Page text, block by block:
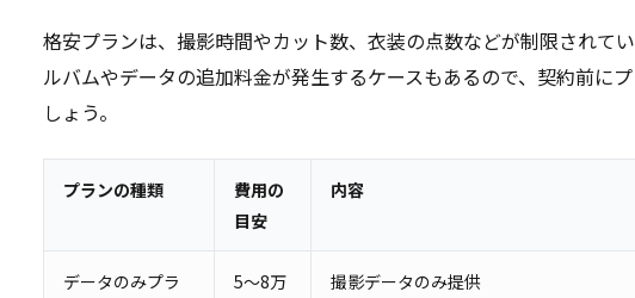
格安プランは、撮影時間やカット数、衣装の点数などが制限されて
ルバムやデータの追加料金が発生するケースもあるので、契約前に
しょう。
プランの種類
費用の
目安
内容
データのみプラ
5～8万
撮影データのみ提供